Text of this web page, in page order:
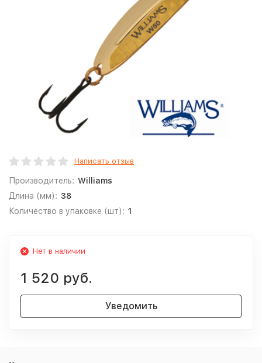
Написать отзыв
Производитель: Williams
Длина (мм): 38
Количество в упаковке (шт): 1
Нет в наличии
1 520 руб.
Уведомить